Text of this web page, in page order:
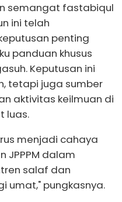
semangat fastabiqul
ini telah
penting
panduan khusus
Keputusan ini
tetapi juga sumber
aktivitas keilmuan di
luas.
menjadi cahaya
JPPPM dalam
salaf dan
umat," pungkasnya.